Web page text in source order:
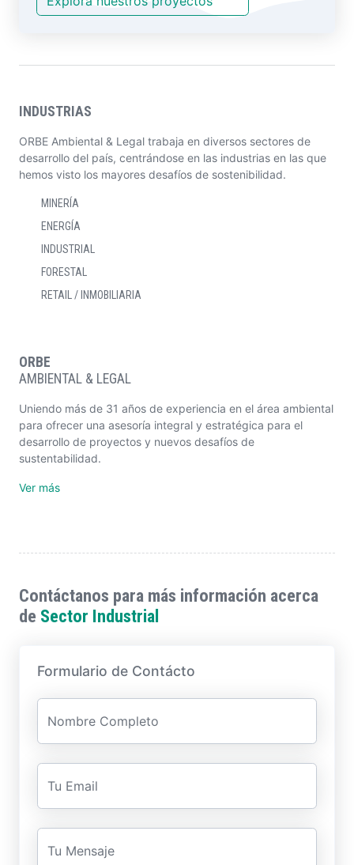
INDUSTRIAS
ORBE Ambiental & Legal trabaja en diversos sectores de
desarrollo del país, centrándose en las industrias en las que
hemos visto los mayores desafíos de sostenibilidad.
MINERÍA
ENERGÍA
INDUSTRIAL
FORESTAL
RETAIL / INMOBILIARIA
ORBE
AMBIENTAL & LEGAL
Uniendo más de 31 años de experiencia en el área ambiental
para ofrecer una asesoría integral y estratégica para el
desarrollo de proyectos y nuevos desafíos de
sustentabilidad.
Ver más
Contáctanos para más información acerca
de Sector Industrial
Formulario de Contácto
Nombre Completo
Tu Email
Tu Mensaje